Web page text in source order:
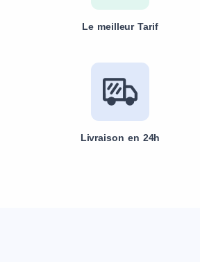
Le meilleur Tarif
Livraison en 24h